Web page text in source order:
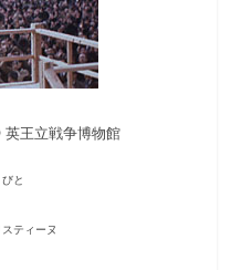
王立戦争博物館
と
ティーヌ